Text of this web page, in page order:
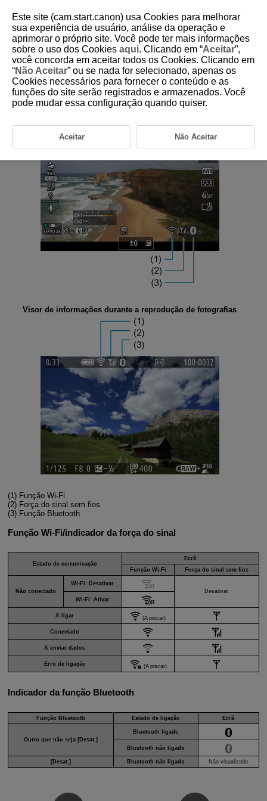
D292-162
Estado da Comunicação Sem Fios
É possível verificar o estado da comunicação sem fios no ecrã.
Visor de informações durante a gravação de vídeos
Visor de informações durante a reprodução de fotografias
(1)Função Wi-Fi
(2)Força do sinal sem fios
(3)Função Bluetooth
Função Wi-Fi/indicador da força do sinal
Estado de comunicação
Ecrã
Função Wi-Fi Força do sinal sem fios
Não conectado
Wi-Fi : Desativar
Desativar
Wi-Fi : Ativar
A ligar (A piscar)
Conectado
A enviar dados
Erro de ligação (A piscar)
Indicador da função Bluetooth
Função Bluetooth Estado de ligação Ecrã
Outro que não seja [Desat.]
Bluetooth ligado
Bluetooth não ligado
[Desat.] Bluetooth não ligado Não visualizado
Este site (cam.start.canon) usa Cookies para melhorar
sua experiência de usuário, análise da operação e
aprimorar o próprio site. Você pode ter mais informações
sobre o uso dos Cookies aqui. Clicando em “Aceitar”,
você concorda em aceitar todos os Cookies. Clicando em
“Não Aceitar” ou se nada for selecionado, apenas os
Cookies necessários para fornecer o conteúdo e as
funções do site serão registrados e armazenados. Você
pode mudar essa configuração quando quiser.
Aceitar Não Aceitar